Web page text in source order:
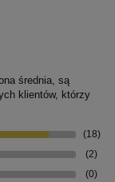
średnia, są
klientów, którzy
(18)
(2)
(0)